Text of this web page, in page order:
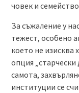
човек и
За съжаление у
тежест, особено
което не изисква
опция
самота,
институции се